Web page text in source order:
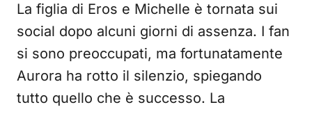
La figlia di Eros e Michelle è tornata sui
social dopo alcuni giorni di assenza. I fan
si sono preoccupati, ma fortunatamente
Aurora ha rotto il silenzio, spiegando
tutto quello che è successo. La